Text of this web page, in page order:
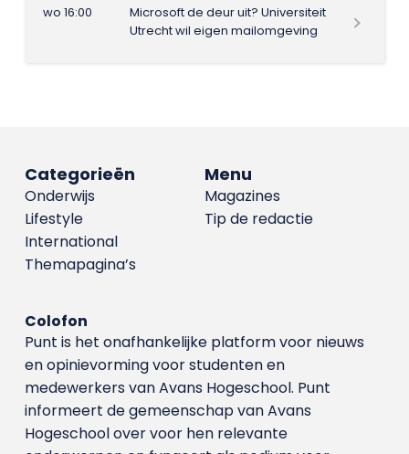
wo 16:00
Microsoft de deur uit? Universiteit
Utrecht wil eigen mailomgeving
Menu
Magazines
Tip de redactie
Categorieën
Onderwijs
Lifestyle
International
Themapagina’s
Colofon
Punt is het onafhankelijke platform voor nieuws
en opinievorming voor studenten en
medewerkers van Avans Hoge­school. Punt
informeert de gemeenschap van Avans
Hogeschool over voor hen relevante